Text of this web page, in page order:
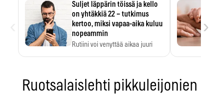
Suljet läppärin töissä ja kello
on yhtäkkiä 22 – tutkimus
kertoo, miksi vapaa-aika kuluu
nopeammin
Rutiini voi venyttää aikaa juuri
›
Ruotsalaislehti pikkuleijonien